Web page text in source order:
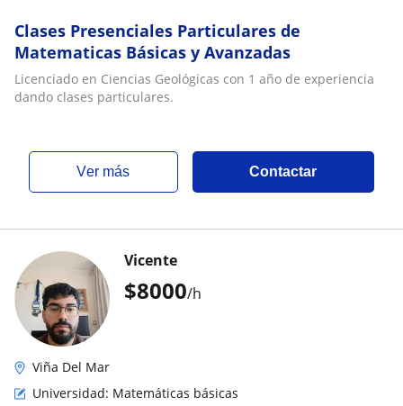
Clases Presenciales Particulares de
Matematicas Básicas y Avanzadas
Licenciado en Ciencias Geológicas con 1 año de experiencia
dando clases particulares.
ver más Contactar
$8000/h
Vicente
Viña Del Mar
Universidad: Matemáticas básicas